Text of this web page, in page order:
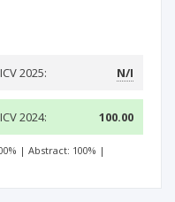
ICV 2025: N/I
ICV 2024: 100.00
| Abstract: 100% |